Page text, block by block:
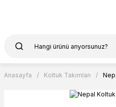
Anasayfa Koltuk Takımları